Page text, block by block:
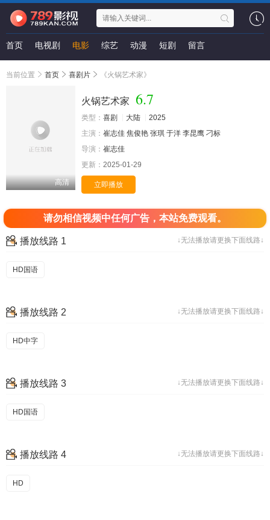
首页 电视剧 电影 综艺 动漫 短剧 留言
当前位置 首页 喜剧片 《火锅艺术家》
高清
火锅艺术家 6.7
类型： 喜剧 大陆
2025
主演： 崔志佳 焦俊艳 张琪 于洋 李昆鹰 刁标
导演： 崔志佳
更新： 2025-01-29
立即播放
请勿相信视频中任何广告，本站免费观看。
↓无法播放请更换下面线路↓
播放线路 1
HD国语
↓无法播放请更换下面线路↓
播放线路 2
HD中字
↓无法播放请更换下面线路↓
播放线路 3
HD国语
↓无法播放请更换下面线路↓
播放线路 4
HD